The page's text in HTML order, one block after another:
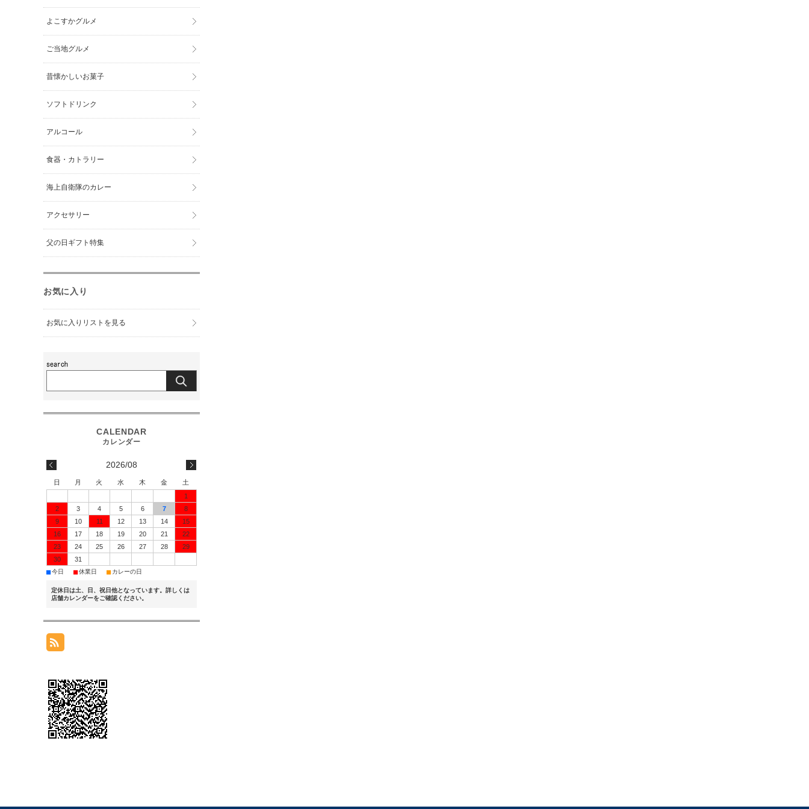
よこすかグルメ
ご当地グルメ
昔懐かしいお菓子
ソフトドリンク
アルコール
食器・カトラリー
海上自衛隊のカレー
アクセサリー
父の日ギフト特集
お気に入り
お気に入りリストを見る
2026/08
日 月 火 水 木 金
土
1
2
3 4 5 6 7
8
9
10 11 12 13 14
15
16
17 18 19 20 21
22
23
24 25 26 27 28
29
30
31
■今日 ■休業日 ■ カレーの日
定休日は土、日、祝日他となっています。詳しくは
店舗カレンダーをご確認ください。